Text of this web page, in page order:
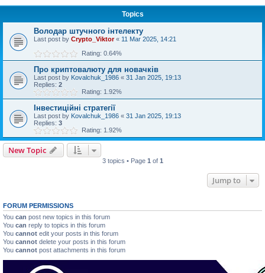
Topics
Володар штучного інтелекту
Last post by Crypto_Viktor« 11 Mar 2025, 14:21
Rating: 0.64%
Про криптовалюту для новачків
Last post by Kovalchuk_1986 « 31 Jan 2025, 19:13
Replies: 2
Rating: 1.92%
Інвестиційні стратегії
Last post by Kovalchuk_1986 « 31 Jan 2025, 19:13
Replies: 3
Rating: 1.92%
New Topic
3 topics • Page 1 of 1
Jump to
FORUM PERMISSIONS
You can post new topics in this forum
You can reply to topics in this forum
You cannot edit your posts in this forum
You cannot delete your posts in this forum
You cannot post attachments in this forum